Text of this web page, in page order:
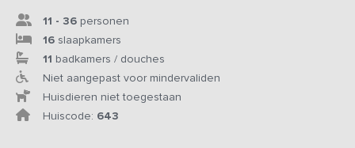
11 - 36 personen
16 slaapkamers
11 badkamers / douches
Niet aangepast voor mindervaliden
Huisdieren niet toegestaan
Huiscode: 643